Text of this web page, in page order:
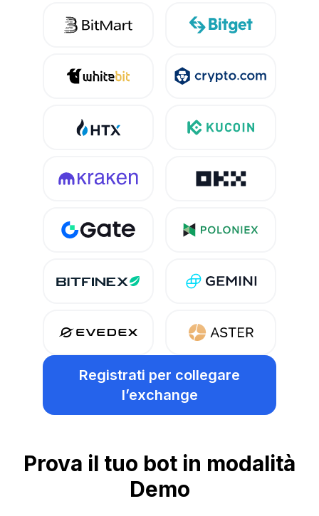
Registrati per collegare
l’exchange
Prova il tuo bot in modalità
Demo